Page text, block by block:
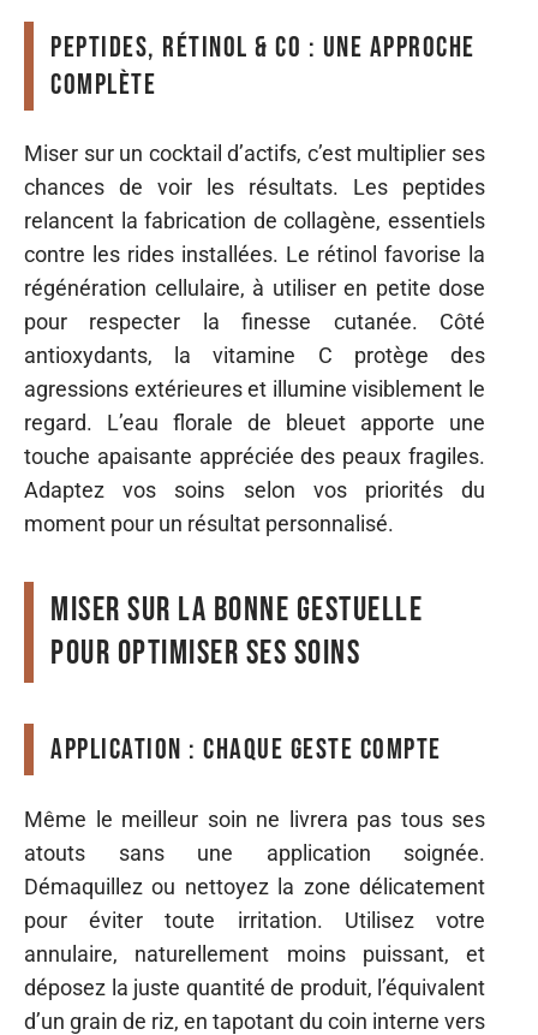
Peptides, rétinol & co : une approche
complète
Miser sur un cocktail d’actifs, c’est multiplier ses
chances de voir les résultats. Les peptides
relancent la fabrication de collagène, essentiels
contre les rides installées. Le rétinol favorise la
régénération cellulaire, à utiliser en petite dose
pour respecter la finesse cutanée. Côté
antioxydants, la vitamine C protège des
agressions extérieures et illumine visiblement le
regard. L’eau florale de bleuet apporte une
touche apaisante appréciée des peaux fragiles.
Adaptez vos soins selon vos priorités du
moment pour un résultat personnalisé.
Miser sur la bonne gestuelle
pour optimiser ses soins
Application : chaque geste compte
Même le meilleur soin ne livrera pas tous ses
atouts sans une application soignée.
Démaquillez ou nettoyez la zone délicatement
pour éviter toute irritation. Utilisez votre
annulaire, naturellement moins puissant, et
déposez la juste quantité de produit, l’équivalent
d’un grain de riz, en tapotant du coin interne vers